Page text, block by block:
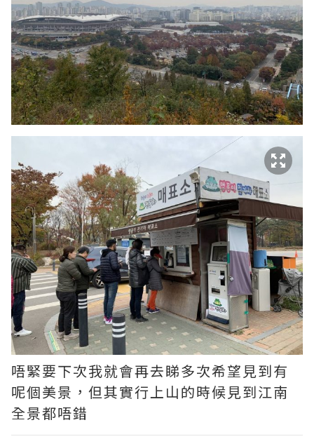
唔緊要下次我就會再去睇多次希望見到有
呢個美景，但其實行上山的時候見到江南
全景都唔錯